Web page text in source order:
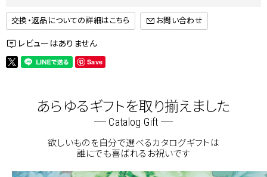
交換・返品についての詳細はこちら
レビューはありません
Save
あらゆるギフトを取り揃えました
Catalog Gift
欲しいものを自分で選べるカタログギフトは
誰にでも喜ばれるお祝いです